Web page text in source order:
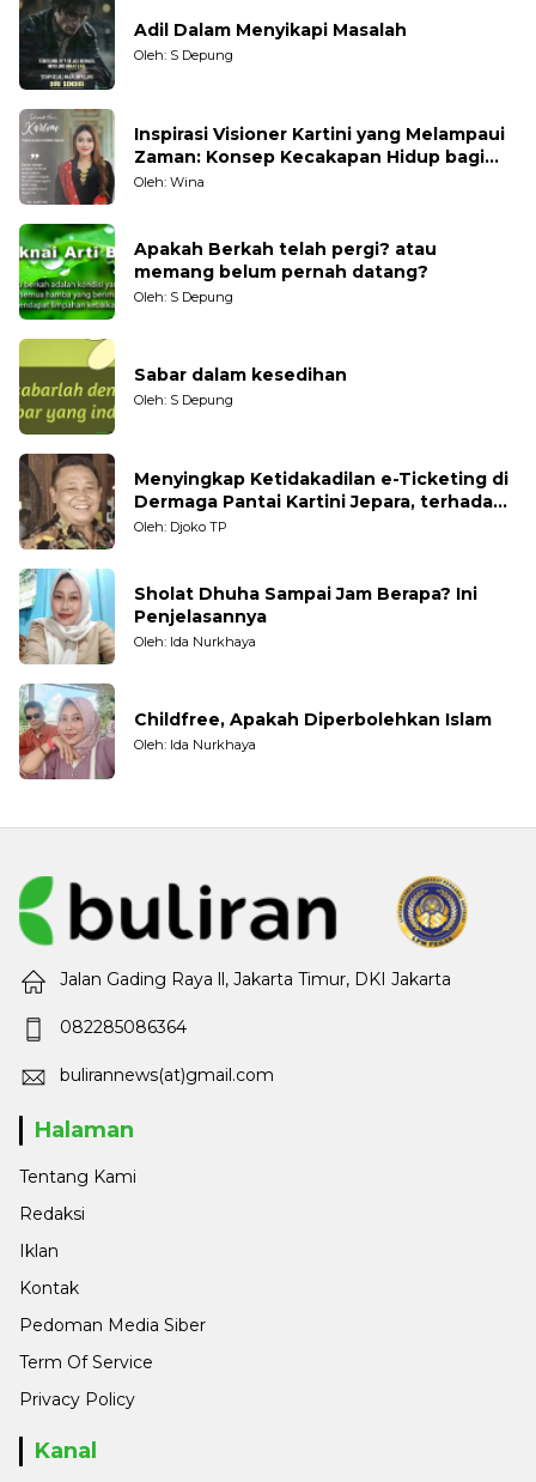
Adil Dalam Menyikapi Masalah
Oleh: S Depung
Inspirasi Visioner Kartini yang Melampaui
Zaman: Konsep Kecakapan Hidup bagi
Generasi Muda
Oleh: Wina
Apakah Berkah telah pergi? atau
memang belum pernah datang?
Oleh: S Depung
Sabar dalam kesedihan
Oleh: S Depung
Menyingkap Ketidakadilan e-Ticketing di
Dermaga Pantai Kartini Jepara, terhadap
Nelayan Tradisional
Oleh: Djoko TP
Sholat Dhuha Sampai Jam Berapa? Ini
Penjelasannya
Oleh: Ida Nurkhaya
Childfree, Apakah Diperbolehkan Islam
Oleh: Ida Nurkhaya
Jalan Gading Raya ll, Jakarta Timur, DKI Jakarta
082285086364
bulirannews(at)gmail.com
Halaman
Tentang Kami
Redaksi
Iklan
Kontak
Pedoman Media Siber
Term Of Service
Privacy Policy
Kanal